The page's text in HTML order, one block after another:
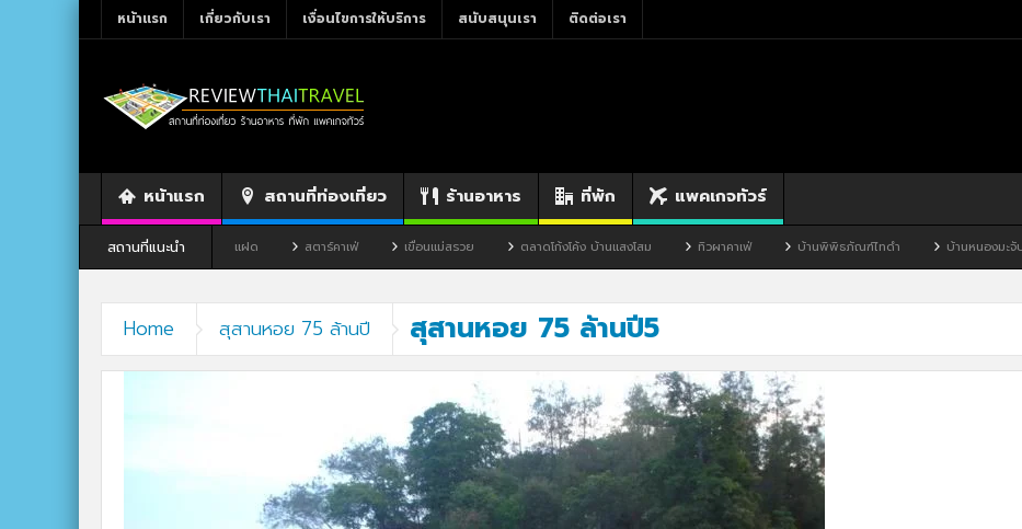
หน้าแรก เกี่ยวกับเรา เงื่อนไขการให้บริการ สนับสนุนเรา ติดต่อเรา
หน้าแรก สถานที่ท่องเที่ยว ร้านอาหาร ที่พัก แพคเกจทัวร์
สถานที่แนะนำ
ร้านอาหาร By แม่แฝด สตาร์คาเฟ่ เขื่อนแม่สรวย ตลาดโก้งโค้ง บ้านแสงโสม ทิวผาคาเฟ่ บ้านพิพิธภัณฑ์ไทดำ บ้านหนองมะจับ
Home สุสานหอย 75 ล้านปี สุสานหอย 75 ล้านปี5